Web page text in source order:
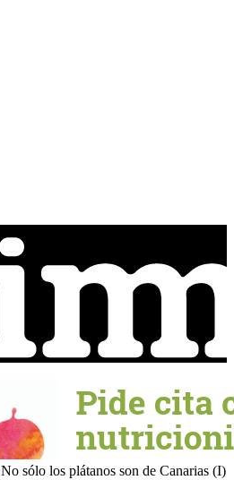
No sólo los plátanos son de Canarias (I)